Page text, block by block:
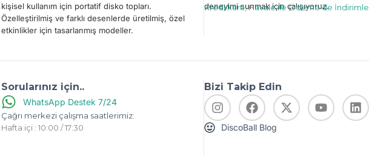
kişisel kullanım için portatif disko topları.
Özelleştirilmiş ve farklı desenlerde üretilmiş, özel
etkinlikler için tasarlanmış modeller.
deneyimi sunmak için çalışıyoruz.
Kredi kartı, Havale ile Ödeme’de
Sorularınız için..
WhatsApp Destek 7/24
Çağrı merkezi çalışma saatlerimiz:
Hafta içi : 10:00 / 17:30
Bizi Takip Edin
DiscoBall Blog